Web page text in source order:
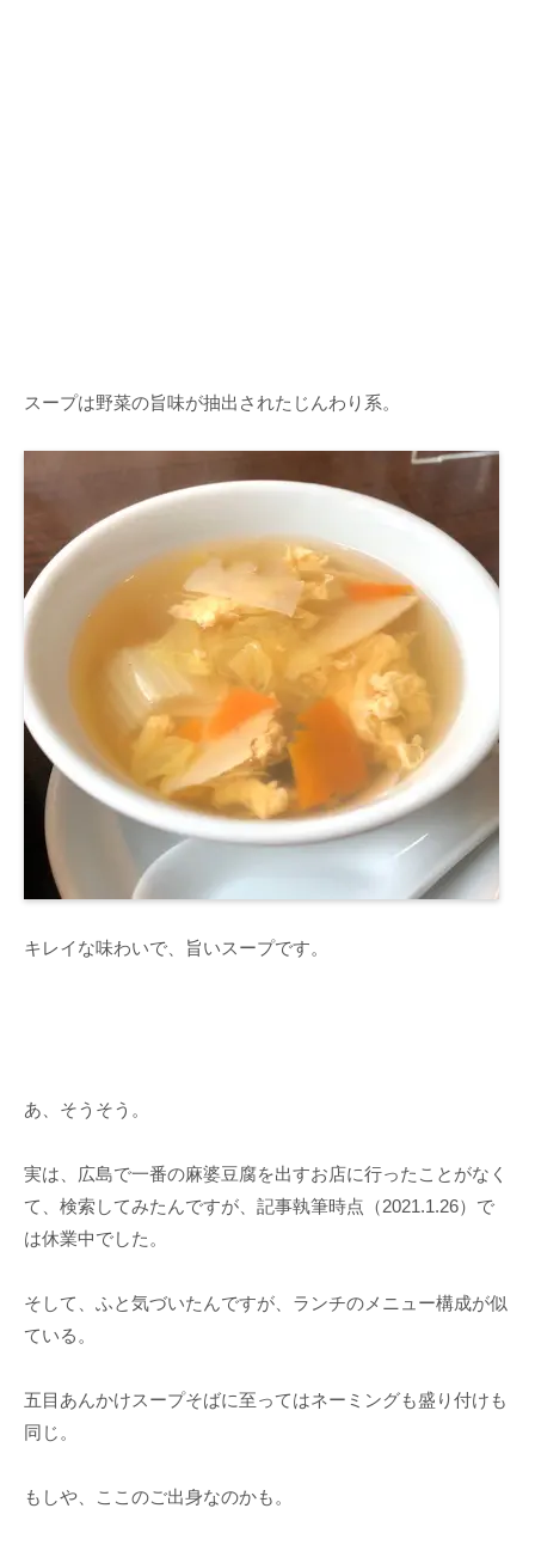
スープは野菜の旨味が抽出されたじんわり系。
キレイな味わいで、旨いスープです。
あ、そうそう。
実は、広島で一番の麻婆豆腐を出すお店に行ったことがなく
て、検索してみたんですが、記事執筆時点（2021.1.26）で
は休業中でした。
そして、ふと気づいたんですが、ランチのメニュー構成が似
ている。
五目あんかけスープそばに至ってはネーミングも盛り付けも
同じ。
もしや、ここのご出身なのかも。